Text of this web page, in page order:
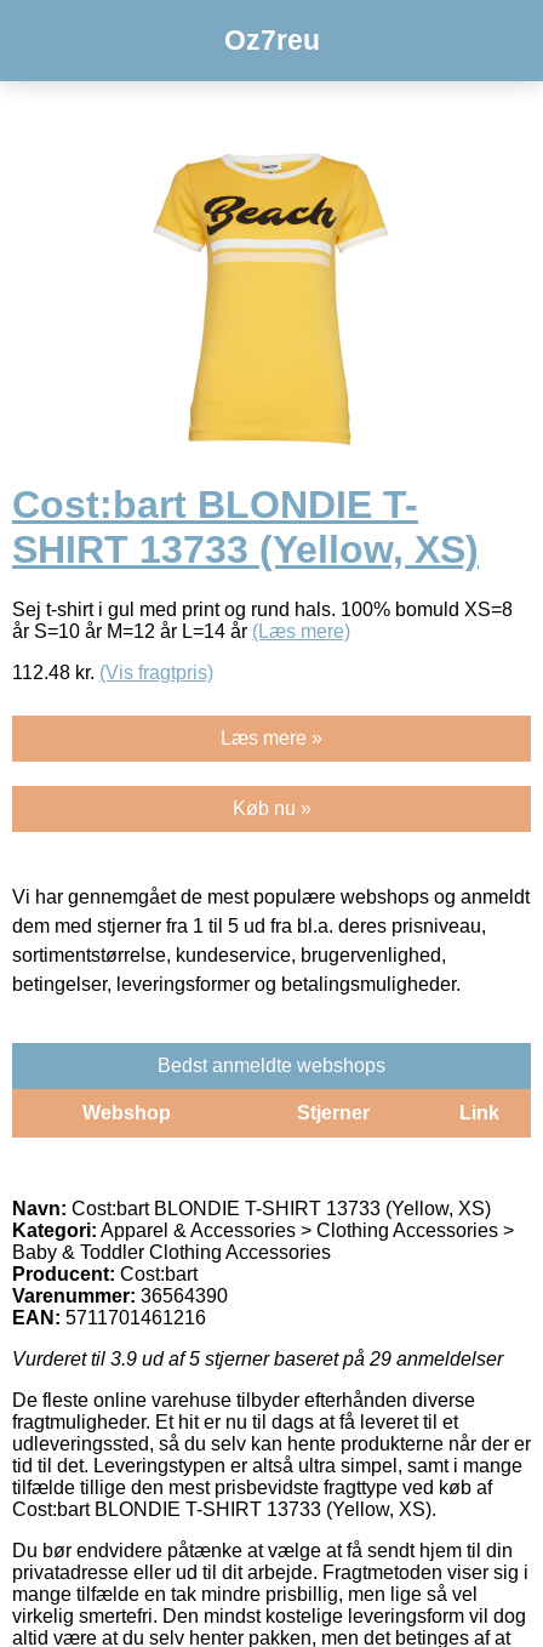
Oz7reu
Cost:bart BLONDIE T-
SHIRT 13733 (Yellow, XS)
Sej t-shirt i gul med print og rund hals. 100% bomuld XS=8
år S=10 år M=12 år L=14 år (Læs mere)
112.48 kr. (Vis fragtpris)
Læs mere »
Køb nu »
Vi har gennemgået de mest populære webshops og anmeldt
dem med stjerner fra 1 til 5 ud fra bl.a. deres prisniveau,
sortimentstørrelse, kundeservice, brugervenlighed,
betingelser, leveringsformer og betalingsmuligheder.
Bedst anmeldte webshops
Webshop Stjerner Link
Navn: Cost:bart BLONDIE T-SHIRT 13733 (Yellow, XS)
Kategori: Apparel & Accessories > Clothing Accessories >
Baby & Toddler Clothing Accessories
Producent: Cost:bart
Varenummer: 36564390
EAN: 5711701461216
Vurderet til 3.9 ud af 5 stjerner baseret på 29 anmeldelser
De fleste online varehuse tilbyder efterhånden diverse
fragtmuligheder. Et hit er nu til dags at få leveret til et
udleveringssted, så du selv kan hente produkterne når der er
tid til det. Leveringstypen er altså ultra simpel, samt i mange
tilfælde tillige den mest prisbevidste fragttype ved køb af
Cost:bart BLONDIE T-SHIRT 13733 (Yellow, XS).
Du bør endvidere påtænke at vælge at få sendt hjem til din
privatadresse eller ud til dit arbejde. Fragtmetoden viser sig i
mange tilfælde en tak mindre prisbillig, men lige så vel
virkelig smertefri. Den mindst kostelige leveringsform vil dog
altid være at du selv henter pakken, men det betinges af at